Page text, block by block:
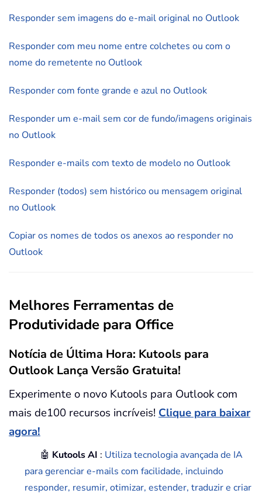
Responder sem imagens do e-mail original no Outlook
Responder com meu nome entre colchetes ou com o
nome do remetente no Outlook
Responder com fonte grande e azul no Outlook
Responder um e-mail sem cor de fundo/imagens originais
no Outlook
Responder e-mails com texto de modelo no Outlook
Responder (todos) sem histórico ou mensagem original
no Outlook
Copiar os nomes de todos os anexos ao responder no
Outlook
Melhores Ferramentas de
Produtividade para Office
Notícia de Última Hora: Kutools para
Outlook Lança Versão Gratuita!
Experimente o novo Kutools para Outlook com
mais de100 recursos incríveis! Clique para baixar
agora!
🤖 Kutools AI : Utiliza tecnologia avançada de IA
para gerenciar e-mails com facilidade, incluindo
responder, resumir, otimizar, estender, traduzir e criar